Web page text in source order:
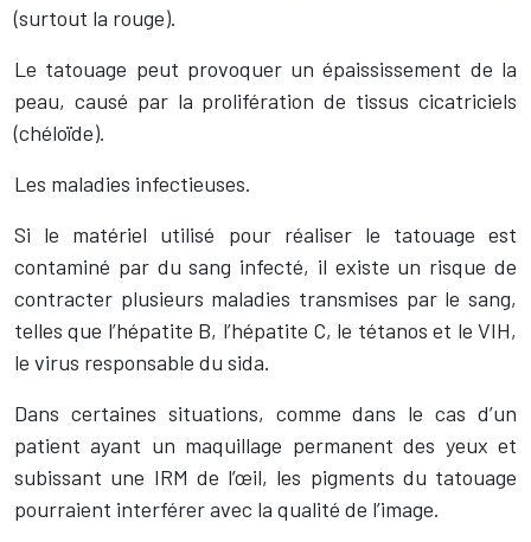
(surtout la rouge).
Le tatouage peut provoquer un épaississement de la
peau, causé par la prolifération de tissus cicatriciels
(chéloïde).
Les maladies infectieuses.
Si le matériel utilisé pour réaliser le tatouage est
contaminé par du sang infecté, il existe un risque de
contracter plusieurs maladies transmises par le sang,
telles que l’hépatite B, l’hépatite C, le tétanos et le VIH,
le virus responsable du sida.
Dans certaines situations, comme dans le cas d’un
patient ayant un maquillage permanent des yeux et
subissant une IRM de l’œil, les pigments du tatouage
pourraient interférer avec la qualité de l’image.